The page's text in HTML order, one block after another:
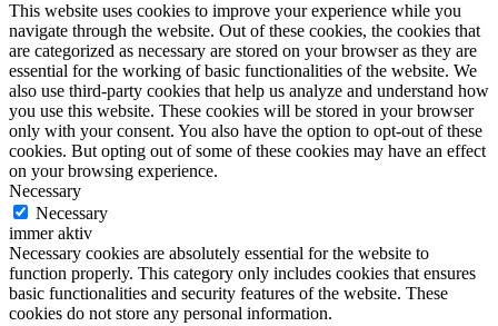
This website uses cookies to improve your experience while you
navigate through the website. Out of these cookies, the cookies that
are categorized as necessary are stored on your browser as they are
essential for the working of basic functionalities of the website. We
also use third-party cookies that help us analyze and understand how
you use this website. These cookies will be stored in your browser
only with your consent. You also have the option to opt-out of these
cookies. But opting out of some of these cookies may have an effect
on your browsing experience.
Necessary
Necessary
immer aktiv
Necessary cookies are absolutely essential for the website to
function properly. This category only includes cookies that ensures
basic functionalities and security features of the website. These
cookies do not store any personal information.